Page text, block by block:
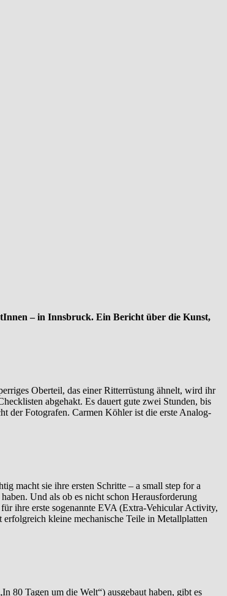
– in Innsbruck. Ein Bericht über die Kunst,
Oberteil, das einer Ritterrüstung ähnelt, wird ihr
abgehakt. Es dauert gute zwei Stunden, bis
der Fotografen. Carmen Köhler ist die erste Analog-
macht sie ihre ersten Schritte – a small step for a
Und als ob es nicht schon Herausforderung
ihre erste sogenannte EVA (Extra-Vehicular Activity,
kleine mechanische Teile in Metallplatten
80 Tagen um die Welt“) ausgebaut haben, gibt es